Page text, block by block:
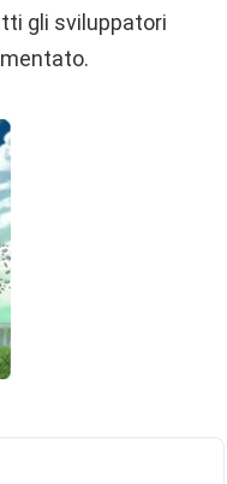
gli sviluppatori